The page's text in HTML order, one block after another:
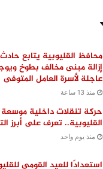
محافظ القليوبية يتابع
إزالة مبنى مخالف بطوخ
عاجلة لأسرة العامل المتوفى
منذ 13 ساعة
حركة تنقلات داخلية
القليوبية.. تعرف على أبرز
منذ يوم واحد
استعدادًا للعيد القومي